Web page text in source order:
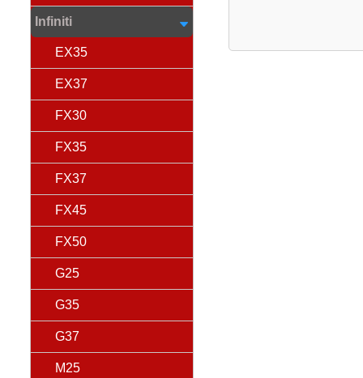
Infiniti
EX35
EX37
FX30
FX35
FX37
FX45
FX50
G25
G35
G37
M25